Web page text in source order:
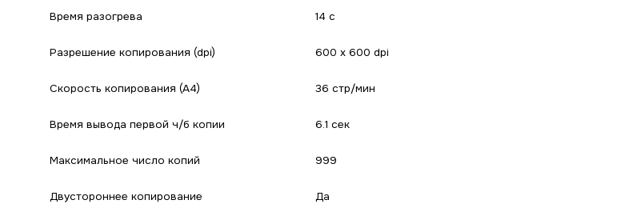
Время разогрева 14 с
Разрешение копирования (dpi) 600 x 600 dpi
Скорость копирования (A4) 36 стр/мин
Время вывода первой ч/б копии 6.1 сек
Максимальное число копий 999
Двустороннее копирование Да